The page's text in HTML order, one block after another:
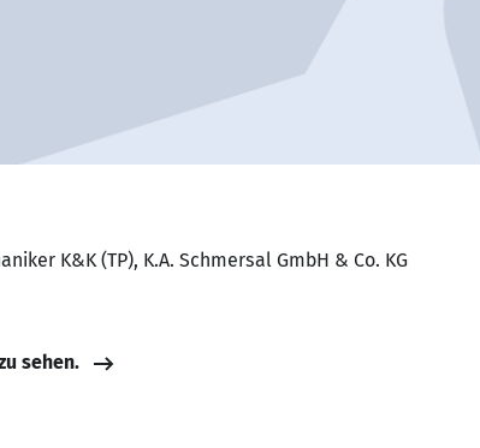
K&K (TP), K.A. Schmersal GmbH & Co. KG
sehen.